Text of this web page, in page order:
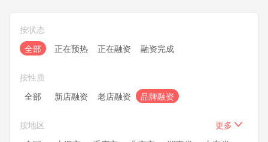
按状态
全部
正在预热 正在融资 融资完成
按性质
全部
新店融资 老店融资 品牌融资
按地区
更多